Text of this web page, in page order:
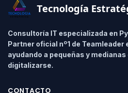
Tecnología
Consultoría IT especializada en
Partner oficial nº1 de Teamleader
ayudando a pequeñas y
digitalizarse.
CONTACTO